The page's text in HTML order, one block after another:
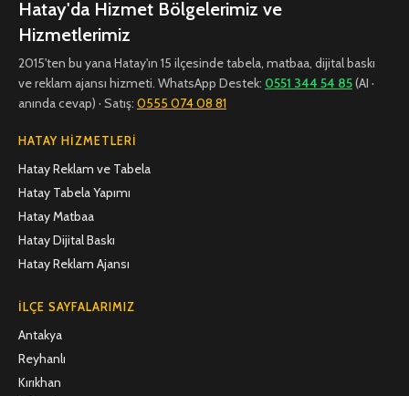
Hatay'da Hizmet Bölgelerimiz ve
Hizmetlerimiz
2015'ten bu yana Hatay'ın 15 ilçesinde tabela, matbaa, dijital baskı
ve reklam ajansı hizmeti. WhatsApp Destek: 0551 344 54 85(AI ·
anında cevap) · Satış: 0555 074 08 81
HATAY HIZMETLERI
Hatay Reklam ve Tabela
Hatay Tabela Yapımı
Hatay Matbaa
Hatay Dijital Baskı
Hatay Reklam Ajansı
İLÇE SAYFALARIMIZ
Antakya
Reyhanlı
Kırıkhan